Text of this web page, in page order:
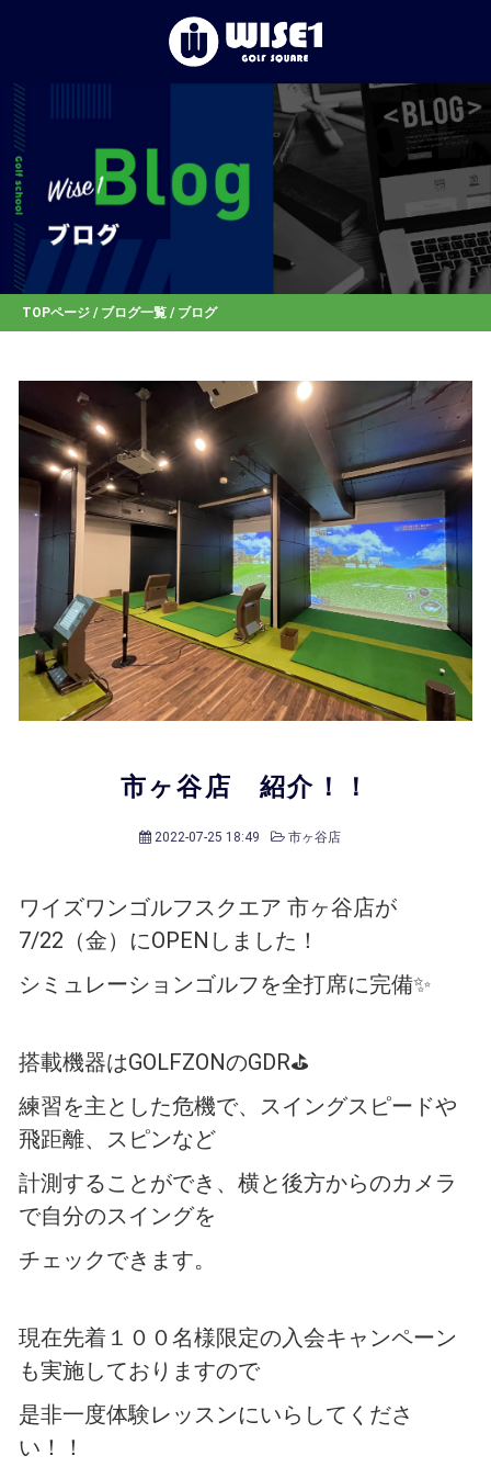
初めての⽅へ
体験レッスン
店舗一覧
お知らせ
会員様メニュー
採用情報
TOPページ / ブログ一覧 / ブログ
市ヶ谷店 紹介！！
2022-07-25 18:49 市ヶ谷店
ワイズワンゴルフスクエア 市ヶ谷店が
7/22（金）にOPENしました！
シミュレーションゴルフを全打席に完備✨
搭載機器はGOLFZONのGDR⛳
練習を主とした危機で、スイングスピードや
飛距離、スピンなど
計測することができ、横と後方からのカメラ
で自分のスイングを
チェックできます。
現在先着１００名様限定の入会キャンペーン
も実施しておりますので
是非一度体験レッスンにいらしてくださ
い！！